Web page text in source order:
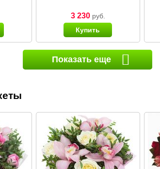
3 230руб.
Купить
Показать еще